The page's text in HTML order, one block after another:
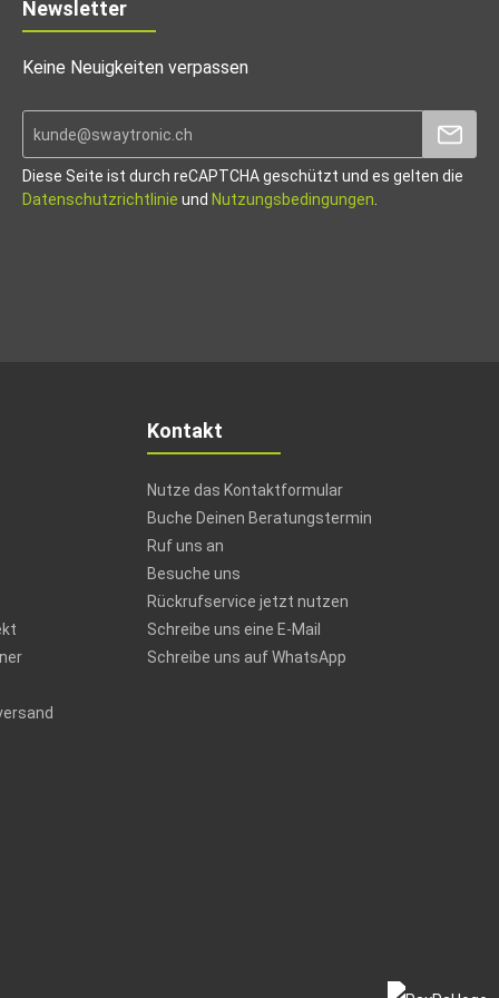
Newsletter
Keine Neuigkeiten verpassen
Diese Seite ist durch reCAPTCHA geschützt und es gelten die
Datenschutzrichtlinie und Nutzungsbedingungen
Kontakt
Nutze das Kontaktformular
Buche Deinen Beratungstermin
Ruf uns an
Besuche uns
Rückrufservice jetzt nutzen
Schreibe uns eine E-Mail
Schreibe uns auf WhatsApp